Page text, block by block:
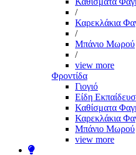
/
Καρεκλάκια
/
Μπάνιο Μωρού
/
view more
Φροντίδα
Γιογιό
Είδη
Καθίσματα
Καρεκλάκια
Μπάνιο Μωρού
view more